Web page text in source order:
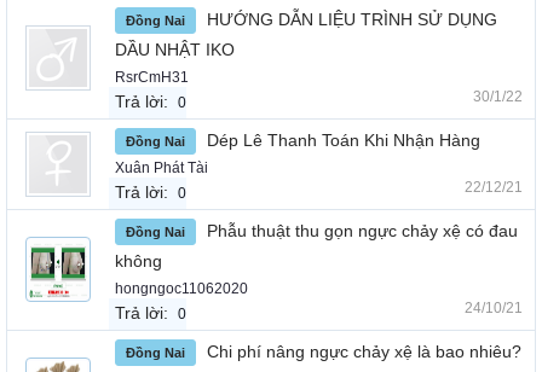
Đồng Nai
HƯỚNG DẪN LIỆU TRÌNH SỬ DỤNG
DẦU NHẬT IKO
RsrCmH31
Trả lời: 0 30/1/22
Đồng Nai Dép Lê Thanh Toán Khi Nhận Hàng
Xuân Phát Tài
Trả lời: 0 22/12/21
Đồng Nai
Phẫu thuật thu gọn ngực chảy xệ có đau
không
hongngoc11062020
Trả lời: 0 24/10/21
Đồng Nai
Chi phí nâng ngực chảy xệ là bao nhiêu?